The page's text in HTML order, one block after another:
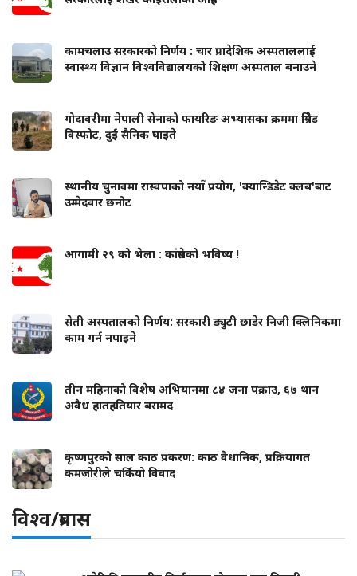
कामचलाउ सरकारको निर्णय : चार प्रादेशिक अस्पताललाई
स्वास्थ्य विज्ञान विश्वविद्यालयको शिक्षण अस्पताल बनाउने
गोदावरीमा नेपाली सेनाको फायरिङ अभ्यासका क्रममा ग्रिनेड
विस्फोट, दुई सैनिक घाइते
स्थानीय चुनावमा रास्वपाको नयाँ प्रयोग, 'क्यान्डिडेट क्लब'बाट
उम्मेदवार छनोट
आगामी २९ को भेला : कांग्रेसको भविष्य !
सेती अस्पतालको निर्णय: सरकारी ड्युटी छाडेर निजी क्लिनिकमा
काम गर्न नपाइने
तीन महिनाको विशेष अभियानमा ८४ जना पक्राउ, ६७ थान
अवैध हातहतियार बरामद
कृष्णपुरको साल काठ प्रकरण: काठ वैधानिक, प्रक्रियागत
कमजोरीले चर्कियो विवाद
विश्व/प्रबास